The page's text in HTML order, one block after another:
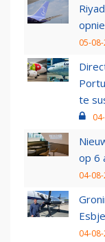
05-
te
op 6
04-
04-